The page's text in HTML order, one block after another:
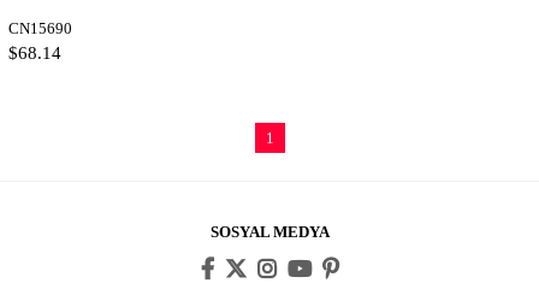
CN15690
$68.14
1
SOSYAL MEDYA